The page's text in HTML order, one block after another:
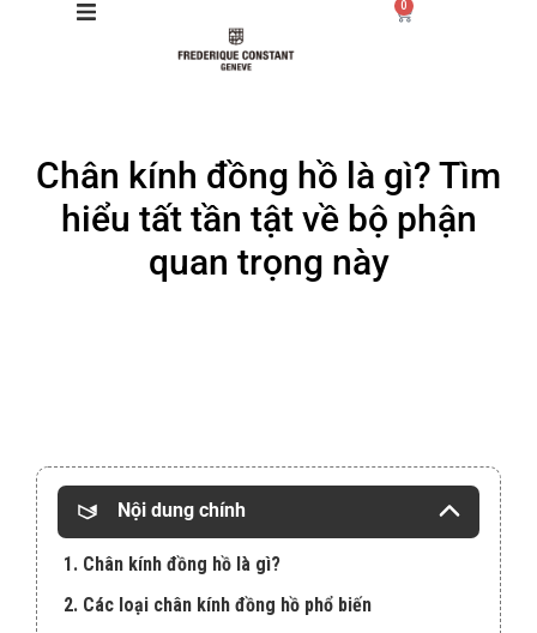
Manufacture
0
Chân kính đồng hồ là gì? Tìm
hiểu tất tần tật về bộ phận
quan trọng này
Nội dung chính
1. Chân kính đồng hồ là gì?
2. Các loại chân kính đồng hồ phổ biến